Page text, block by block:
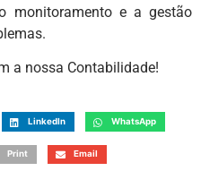
monitoramento e a gestão
a nossa Contabilidade!
LinkedIn WhatsApp
Print Email